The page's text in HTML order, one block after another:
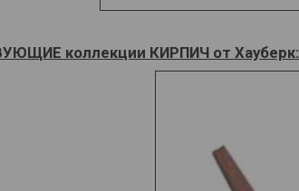
коллекции КИРПИЧ от Хауберк: